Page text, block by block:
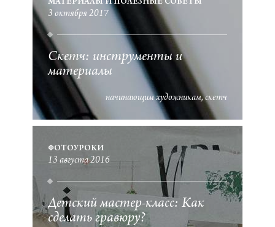
МАТЕРИАЛЫ И ПОЛЕЗНЫЕ СОВЕТЫ
3 октября 2017
Скетч: инструменты и
материалы
начинающим художникам скетч
ФОТОУРОКИ
13 августа 2016
Детский мастер-класс: Как
сделать гравюру?